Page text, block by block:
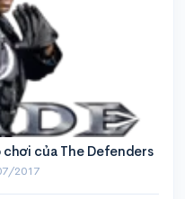
của The Defenders
2017